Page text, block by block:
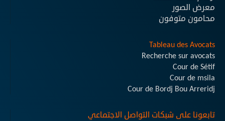
معرض الصور
محامون متوفون
Tableau des Avocats
Recherche sur avocats
Cour de Sétif
Cour de msila
Cour de Bordj Bou Arreridj
تابعونا على شبكات التواصل الاجتماعي